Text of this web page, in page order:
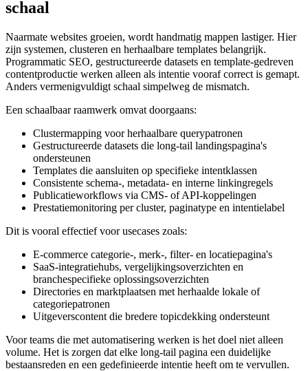
schaal
Naarmate websites groeien, wordt handmatig mappen lastiger. Hier
zijn systemen, clusteren en herhaalbare templates belangrijk.
Programmatic SEO, gestructureerde datasets en template-gedreven
contentproductie werken alleen als intentie vooraf correct is gemapt.
Anders vermenigvuldigt schaal simpelweg de mismatch.
Een schaalbaar raamwerk omvat doorgaans:
Clustermapping voor herhaalbare querypatronen
Gestructureerde datasets die long-tail landingspagina's
ondersteunen
Templates die aansluiten op specifieke intentklassen
Consistente schema-, metadata- en interne linkingregels
Publicatieworkflows via CMS- of API-koppelingen
Prestatiemonitoring per cluster, paginatype en intentielabel
Dit is vooral effectief voor usecases zoals:
E-commerce categorie-, merk-, filter- en locatiepagina's
SaaS-integratiehubs, vergelijkingsoverzichten en
branchespecifieke oplossingsoverzichten
Directories en marktplaatsen met herhaalde lokale of
categoriepatronen
Uitgeverscontent die bredere topicdekking ondersteunt
Voor teams die met automatisering werken is het doel niet alleen
volume. Het is zorgen dat elke long-tail pagina een duidelijke
bestaansreden en een gedefinieerde intentie heeft om te vervullen.